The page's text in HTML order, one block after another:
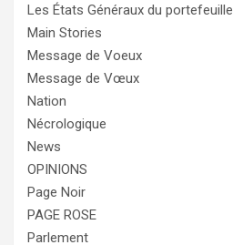
Les États Généraux du portefeuille
Main Stories
Message de Voeux
Message de Vœux
Nation
Nécrologique
News
OPINIONS
Page Noir
PAGE ROSE
Parlement